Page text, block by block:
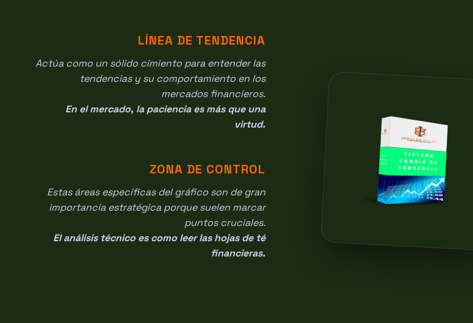
LÍNEA DE TENDENCIA
Actúa como un sólido cimiento para entender las
tendencias y su comportamiento en los
mercados financieros.
En el mercado, la paciencia es más que una
virtud.
ZONA DE CONTROL
Estas áreas específicas del gráfico son de gran
importancia estratégica porque suelen marcar
puntos cruciales.
El análisis técnico es como leer las hojas de té
financieras.